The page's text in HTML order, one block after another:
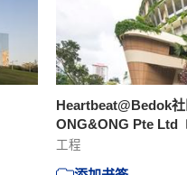
Heartbeat@Bedok
ONG&ONG Pte Ltd
工程